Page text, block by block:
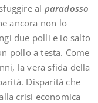
al paradosso
ancora non lo
due polli e io salto
pollo a testa. Come
la vera sfida della
Disparità che
crisi economica